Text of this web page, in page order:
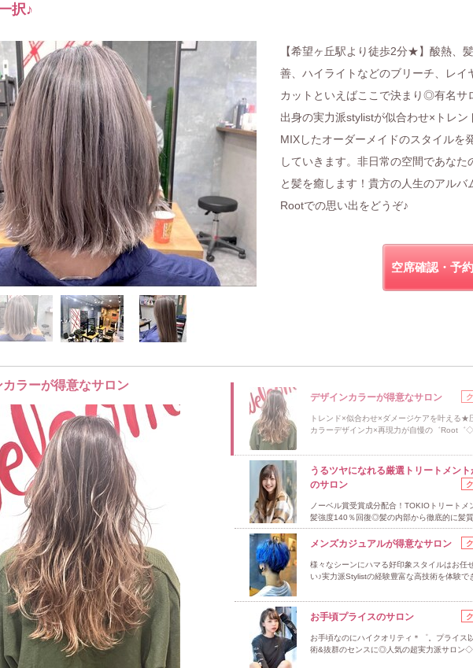
択♪
【希望ヶ丘駅より徒歩2分★】酸熱、
善、ハイライトなどのブリーチ、レイ
カットといえばここで決まり◎有名サ
出身の実力派stylistが似合わせ×トレン
MIXしたオーダーメイドのスタイルを
していきます。非日常の空間であなた
と髪を癒します！貴方の人生のアルバ
Rootでの思い出をどうぞ♪
空席確認・予
カラーが得意なサロン
デザインカラーが得意なサロン
トレンド×似合わせ×ダメージケアを叶える★
カラーデザイン力×再現力が自慢の゛Root゛
うるツヤになれる厳選トリートメント
のサロン
ノーベル賞受賞成分配合！TOKIOトリート
髪強度140％回復◎髪の内部から徹底的に髪
メンズカジュアルが得意なサロン
様々なシーンにハマる好印象スタイルはお任
い♪実力派Stylistの経験豊富な高技術を体験で
お手頃プライスのサロン
お手頃なのにハイクオリティ＊゜。プライス
術&抜群のセンスに◎人気の超実力派サロン◇